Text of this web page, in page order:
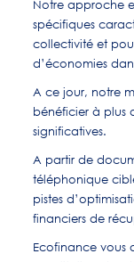
Notre approche
spécifiques
collectivité et
d’économies
A ce jour, notre
bénéficier à plus
significatives.
A partir de
téléphonique
pistes
financiers de
Ecofinance vous